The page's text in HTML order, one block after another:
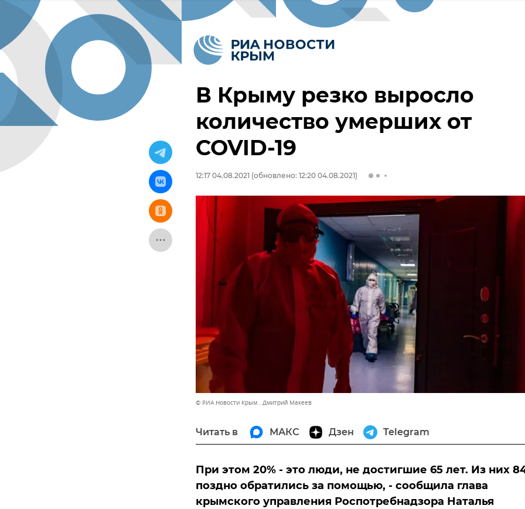
В Крыму резко выросло
количество умерших от
COVID-19
12:17 04.08.2021 (обновлено: 12:20 04.08.2021)
© РИА Новости Крым . Дмитрий Макеев
Читать в МАКС Дзен Telegram
При этом 20% - это люди, не достигшие 65 лет. Из них
поздно обратились за помощью, - сообщила глава
крымского управления Роспотребнадзора Наталья